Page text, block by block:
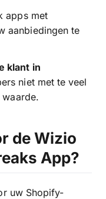
apps met
aanbiedingen te
klant in
niet met te veel
de Wizio
App?
uw Shopify-